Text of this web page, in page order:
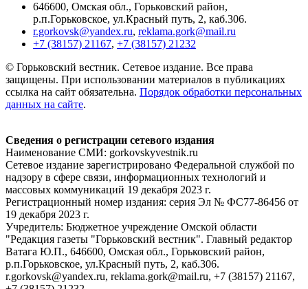
646600, Омская обл., Горьковский район,
р.п.Горьковское, ул.Красный путь, 2, каб.306.
r.gorkovsk@yandex.ru, reklama.gork@mail.ru
+7 (38157) 21167, +7 (38157) 21232
© Горьковский вестник. Сетевое издание. Все права
защищены. При использовании материалов в публикациях
ссылка на сайт обязательна. Порядок обработки персональных
данных на сайте.
Сведения о регистрации сетевого издания
Наименование СМИ: gorkovskyvestnik.ru
Сетевое издание зарегистрировано Федеральной службой по
надзору в сфере связи, информационных технологий и
массовых коммуникаций 19 декабря 2023 г.
Регистрационный номер издания: серия Эл № ФС77-86456 от
19 декабря 2023 г.
Учредитель: Бюджетное учреждение Омской области
"Редакция газеты "Горьковский вестник". Главный редактор
Ватага Ю.П., 646600, Омская обл., Горьковский район,
р.п.Горьковское, ул.Красный путь, 2, каб.306.
r.gorkovsk@yandex.ru, reklama.gork@mail.ru, +7 (38157) 21167,